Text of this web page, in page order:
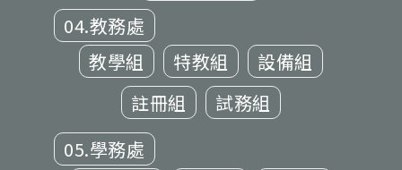
04.教務處
教學組
特教組
設備組
註冊組
試務組
05.學務處